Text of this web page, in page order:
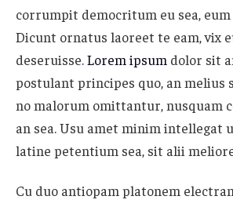
corrumpit democritum eu sea, eum
Dicunt ornatus laoreet te eam, vix
deseruisse.Lorem ipsum dolor sit
postulant principes quo, an melius
no malorum omittantur, nusquam
an sea. Usu amet minim intellegat
latine petentium sea, sit alii
Cu duo antiopam platonem